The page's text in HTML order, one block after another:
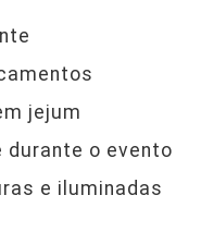
jejum
durante o evento
e iluminadas